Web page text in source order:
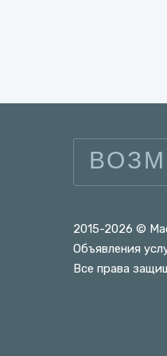
2015-2026 ©
Объявления
Все права